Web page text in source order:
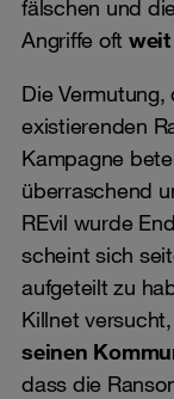
fälschen und
Angriffe oft weit
Die
existierenden
Kampagne
überraschend
REvil wurde
scheint sich
aufgeteilt zu
Killnet
seinen
dass die